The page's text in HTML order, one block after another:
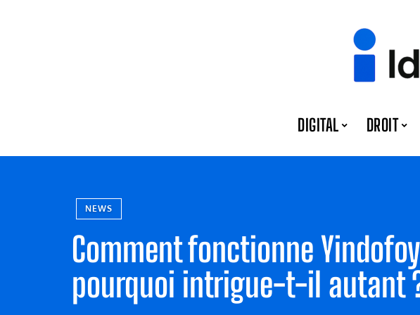
DIGITAL DROIT
NEWS
Comment fonctionne
pourquoi intrigue-t-il autant